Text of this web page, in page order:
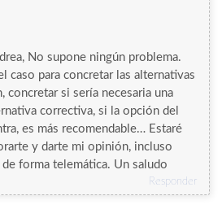
No supone ningún problema.
caso para concretar las alternativas
concretar si sería necesaria una
correctiva, si la opción del
es más recomendable… Estaré
y darte mi opinión, incluso
forma telemática. Un saludo
Responder